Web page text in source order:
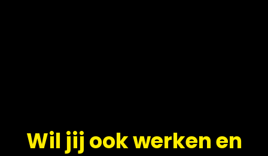
​Wil jij ook werken en